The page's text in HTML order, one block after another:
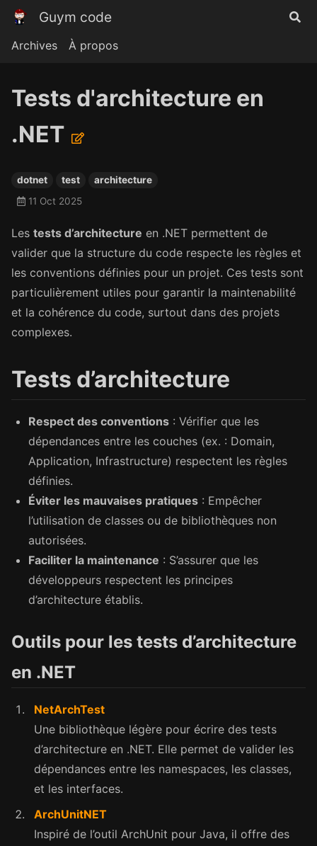
Guym code
Archives À propos
Tests d'architecture en
.NET
dotnet test
architecture
11 Oct 2025
Les tests d’architecture en .NET permettent de
valider que la structure du code respecte les règles et
les conventions définies pour un projet. Ces tests sont
particulièrement utiles pour garantir la maintenabilité
et la cohérence du code, surtout dans des projets
complexes.
Tests d’architecture
Respect des conventions : Vérifier que les
dépendances entre les couches (ex. : Domain,
Application, Infrastructure) respectent les règles
définies.
Éviter les mauvaises pratiques : Empêcher
l’utilisation de classes ou de bibliothèques non
autorisées.
Faciliter la maintenance : S’assurer que les
développeurs respectent les principes
d’architecture établis.
Outils pour les tests d’architecture
en .NET
NetArchTest
Une bibliothèque légère pour écrire des tests
d’architecture en .NET. Elle permet de valider les
dépendances entre les namespaces, les classes,
et les interfaces.
ArchUnitNET
Inspiré de l’outil ArchUnit pour Java, il offre des